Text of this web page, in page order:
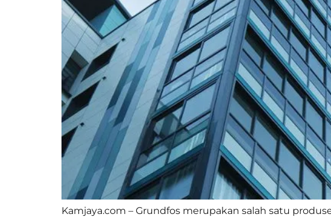
Kamjaya.com – Grundfos merupakan salah satu